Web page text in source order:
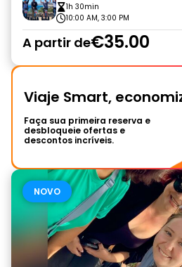
1h 30min
10:00 AM, 3:00 PM
A partir de€35.00
Viaje Smart,
Faça sua primeira reserva e
desbloqueie ofertas e
descontos incríveis.
NOVO